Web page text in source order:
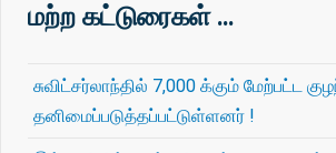
மற்ற கட்டுரைகள் …
சுவிட்சர்லாந்தில் 7,000 க்கும் மேற்பட்ட
தனிமைப்படுத்தப்பட்டுள்ளனர் !